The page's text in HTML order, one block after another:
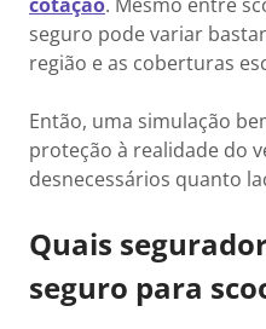
seguro pode variar
região e as coberturas
Então, uma simulação
proteção à realidade do
desnecessários quanto
Quais
seguro para